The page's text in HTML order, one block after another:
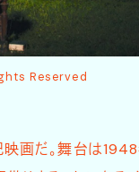
Reserved
映画だ。舞台は